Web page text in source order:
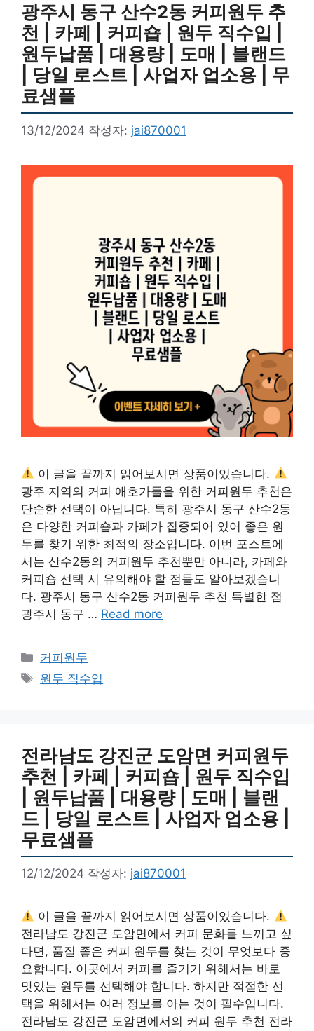
광주시 동구 산수2동 커피원두 추
천 | 카페 | 커피숍 | 원두 직수입 |
원두납품 | 대용량 | 도매 | 블랜드
| 당일 로스트 | 사업자 업소용 | 무
료샘플
13/12/2024 작성자: jai870001
이 글을 끝까지 읽어보시면 상품이있습니다.
광주 지역의 커피 애호가들을 위한 커피원두 추천은
단순한 선택이 아닙니다. 특히 광주시 동구 산수2동
은 다양한 커피숍과 카페가 집중되어 있어 좋은 원
두를 찾기 위한 최적의 장소입니다. 이번 포스트에
서는 산수2동의 커피원두 추천뿐만 아니라, 카페와
커피숍 선택 시 유의해야 할 점들도 알아보겠습니
다. 광주시 동구 산수2동 커피원두 추천 특별한 점
광주시 동구 … Read more
카
테
커피원두
태
원두 직수입
전라남도 강진군 도암면 커피원두
추천 | 카페 | 커피숍 | 원두 직수입
| 원두납품 | 대용량 | 도매 | 블랜
드 | 당일 로스트 | 사업자 업소용 |
무료샘플
12/12/2024 작성자: jai870001
이 글을 끝까지 읽어보시면 상품이있습니다.
전라남도 강진군 도암면에서 커피 문화를 느끼고 싶
다면, 품질 좋은 커피 원두를 찾는 것이 무엇보다 중
요합니다. 이곳에서 커피를 즐기기 위해서는 바로
맛있는 원두를 선택해야 합니다. 하지만 적절한 선
택을 위해서는 여러 정보를 아는 것이 필수입니다.
전라남도 강진군 도암면에서의 커피 원두 추천 전라